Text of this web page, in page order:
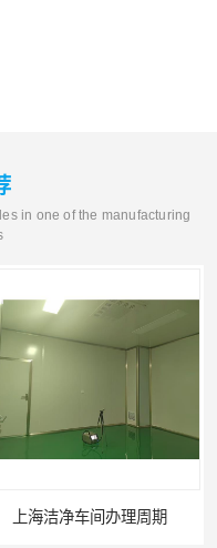
in one of the manufacturing
上海洁净车间办理周期